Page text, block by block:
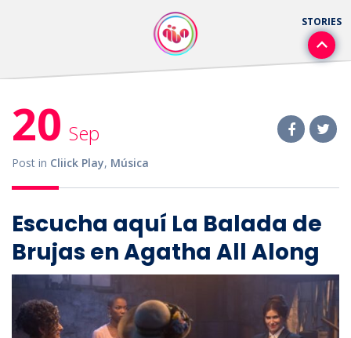
20 Sep
Post in Cliick Play, Música
Escucha aquí La Balada de
Brujas en Agatha All Along